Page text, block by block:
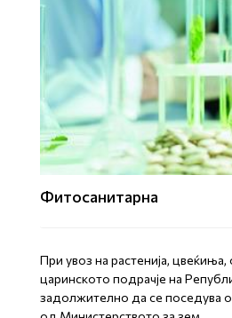
Фитосанитарна
При увоз на растенија, цвеќиња,
царинското подрачје на
задолжително да се поседува